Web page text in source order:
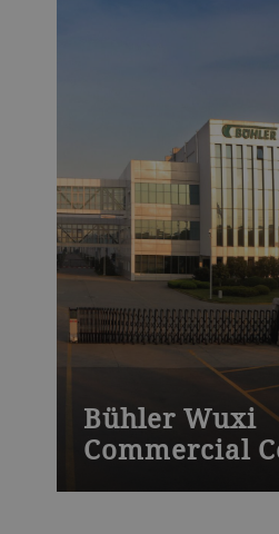
Bühler Wuxi
Commercial